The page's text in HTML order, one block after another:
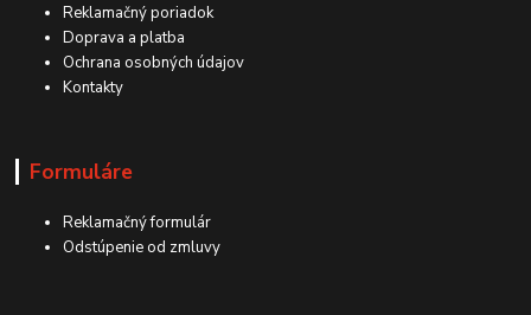
Reklamačný poriadok
Doprava a platba
Ochrana osobných údajov
Kontakty
Formuláre
Reklamačný formulár
Odstúpenie od zmluvy